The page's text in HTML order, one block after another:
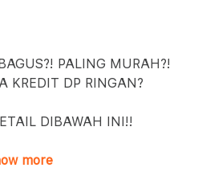
PALING MURAH?!
KREDIT DP RINGAN?
DIBAWAH INI!!
more